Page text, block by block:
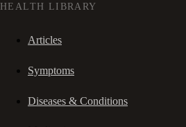
HEALTH LIBRARY
Articles
Symptoms
Diseases & Conditions